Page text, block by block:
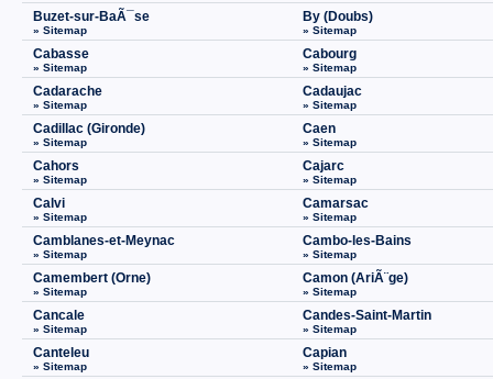
Buzet-sur-BaÃ¯se
» Sitemap
By (Doubs)
» Sitemap
Cabasse
» Sitemap
Cabourg
» Sitemap
Cadarache
» Sitemap
Cadaujac
» Sitemap
Cadillac (Gironde)
» Sitemap
Caen
» Sitemap
Cahors
» Sitemap
Cajarc
» Sitemap
Calvi
» Sitemap
Camarsac
» Sitemap
Camblanes-et-Meynac
» Sitemap
Cambo-les-Bains
» Sitemap
Camembert (Orne)
» Sitemap
Camon (AriÃ¨ge)
» Sitemap
Cancale
» Sitemap
Candes-Saint-Martin
» Sitemap
Canteleu
» Sitemap
Capian
» Sitemap